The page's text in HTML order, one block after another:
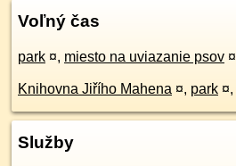
Voľný čas
park ¤, miesto na uviazanie psov ¤
Knihovna Jiřího Mahena ¤, park ¤,
Služby